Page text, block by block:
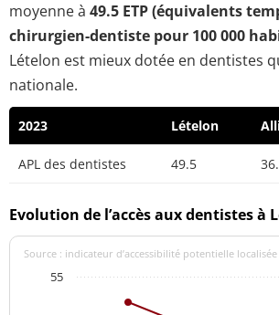
moyenne à 49.5 ETP (équivalents
chirurgien-dentiste pour 100 000
Lételon est mieux dotée en dentistes
nationale.
2023 Lételon
APL des dentistes 49.5
Evolution de l’accès aux dentistes à
Source : indicateur d’accessibilité potentielle localisée
55